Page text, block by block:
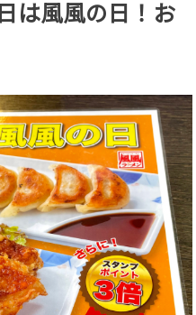
は風風の日！お